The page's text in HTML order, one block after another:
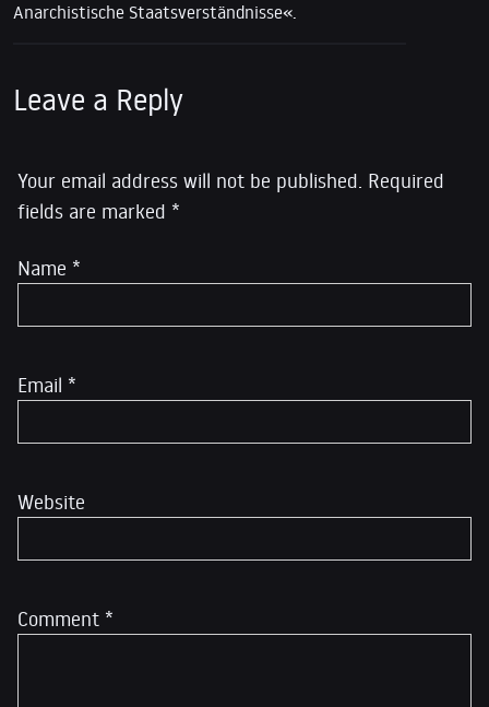
Anarchistische Staatsverständnisse«.
Leave a Reply
Your email address will not be published. Required
fields are marked *
Comment *
Name *
Email *
Website